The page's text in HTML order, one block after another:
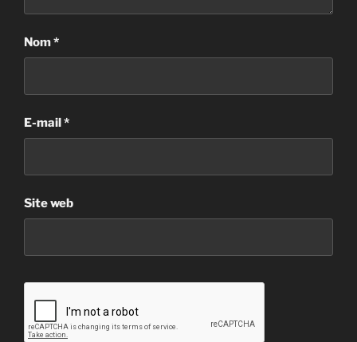
Nom*
E-mail*
Site web